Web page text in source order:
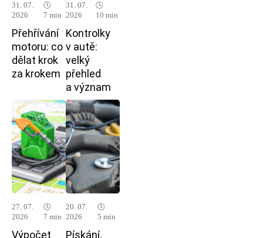
31. 07.
2026
🕓
7 min
Přehřívání
motoru: co
dělat krok
za krokem
31. 07.
2026
🕓
10 min
Kontrolky
v autě:
velký
přehled
a význam
27. 07.
2026
🕓
7 min
Výpočet
20. 07.
2026
🕓
5 min
Pískání,